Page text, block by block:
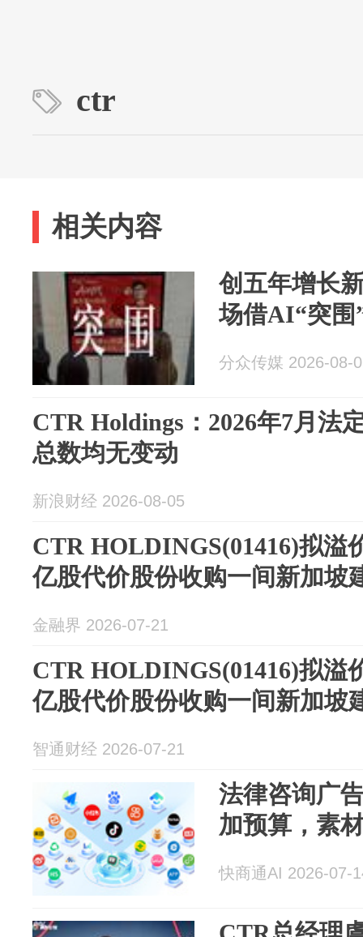
ctr
相关内容
创五年增长
场借AI“突围
分众传媒 2026-08-
CTR Holdings：2026年7月法
总数均无变动
新浪财经 2026-08-05
CTR HOLDINGS(01416)拟溢
亿股代价股份收购一间新加坡
金融界 2026-07-21
CTR HOLDINGS(01416)拟溢
亿股代价股份收购一间新加坡
智通财经 2026-07-21
法律咨询广
加预算，素
快商通AI 2026-07-